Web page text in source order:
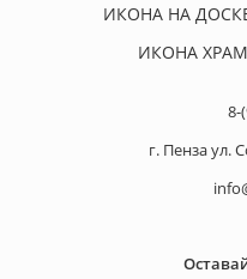
ИКОНА НА
ИКОНА
8-
г. Пенза ул.